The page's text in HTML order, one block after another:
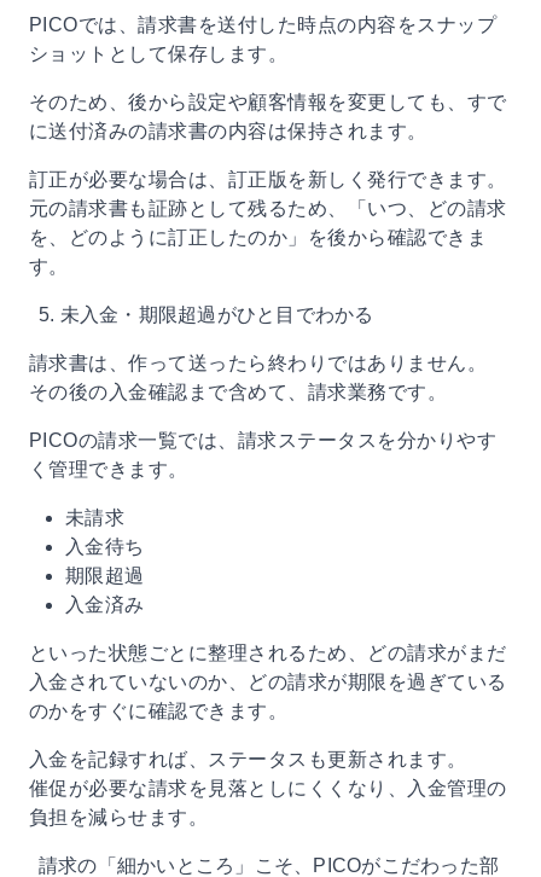
PICOでは、請求書を送付した時点の内容をスナップ
ショットとして保存します。
そのため、後から設定や顧客情報を変更しても、すで
に送付済みの請求書の内容は保持されます。
訂正が必要な場合は、訂正版を新しく発行できます。
元の請求書も証跡として残るため、「いつ、どの請求
を、どのように訂正したのか」を後から確認できま
す。
5. 未入金・期限超過がひと目でわかる
請求書は、作って送ったら終わりではありません。
その後の入金確認まで含めて、請求業務です。
PICOの請求一覧では、請求ステータスを分かりやす
く管理できます。
未請求
入金待ち
期限超過
入金済み
といった状態ごとに整理されるため、どの請求がまだ
入金されていないのか、どの請求が期限を過ぎている
のかをすぐに確認できます。
入金を記録すれば、ステータスも更新されます。
催促が必要な請求を見落としにくくなり、入金管理の
負担を減らせます。
請求の「細かいところ」こそ、PICOがこだわった部